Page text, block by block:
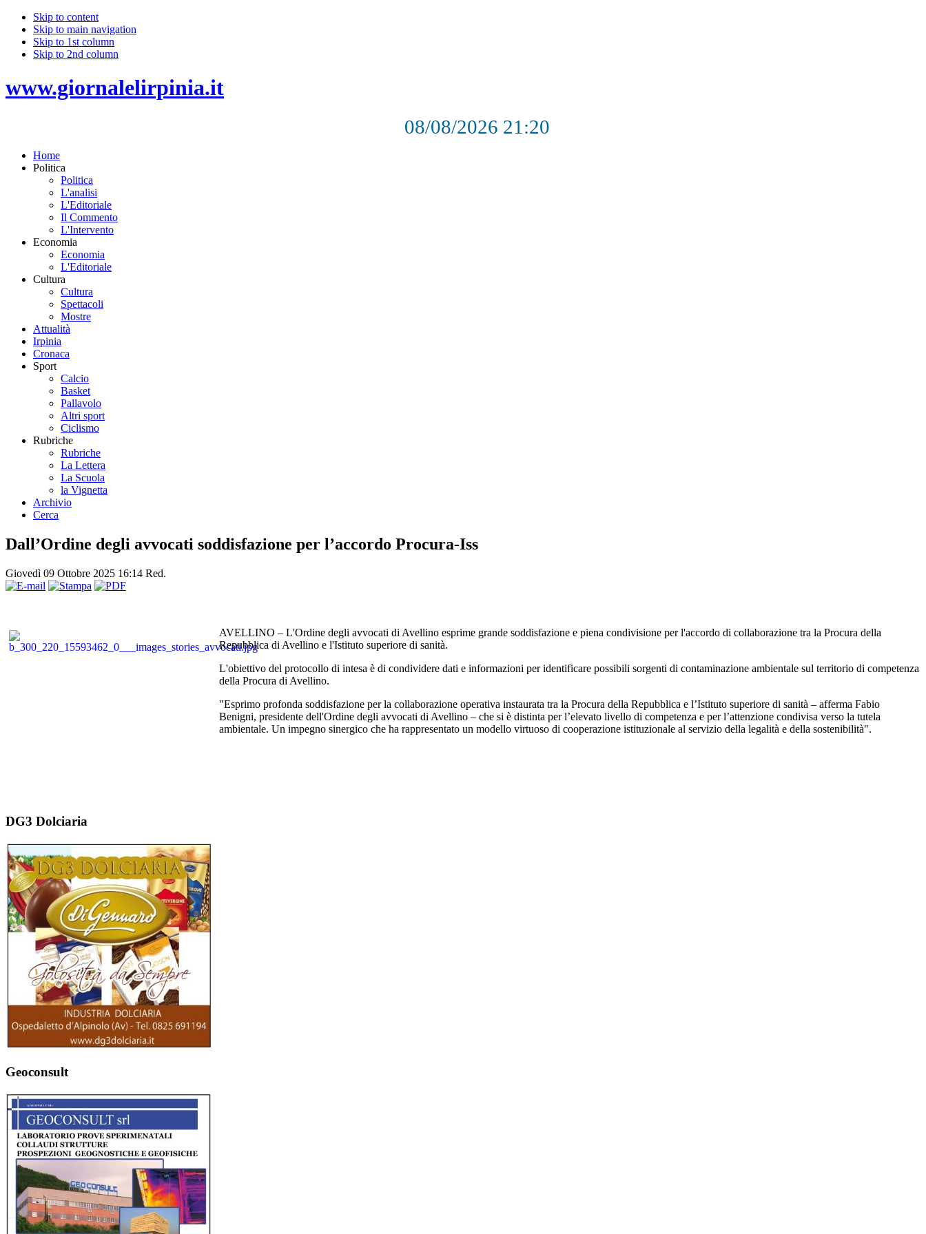
Skip to content
Skip to main navigation
Skip to 1st column
Skip to 2nd column
www.giornalelirpinia.it
08/08/2026 21:20
Home
Politica
Politica
L'analisi
L'Editoriale
Il Commento
L'Intervento
Economia
Economia
L'Editoriale
Cultura
Cultura
Spettacoli
Mostre
Attualità
Irpinia
Cronaca
Sport
Calcio
Basket
Pallavolo
Altri sport
Ciclismo
Rubriche
Rubriche
La Lettera
La Scuola
la Vignetta
Archivio
Cerca
Dall’Ordine degli avvocati soddisfazione per l’accordo Procura-Iss
Giovedì 09 Ottobre 2025 16:14 Red.
AVELLINO – L'Ordine degli avvocati di Avellino esprime grande soddisfazione e piena condivisione per l'accordo di collaborazione tra la Procura della
Repubblica di Avellino e l'Istituto superiore di sanità.
L'obiettivo del protocollo di intesa è di condividere dati e informazioni per identificare possibili sorgenti di contaminazione ambientale sul territorio di competenza
della Procura di Avellino.
"Esprimo profonda soddisfazione per la collaborazione operativa instaurata tra la Procura della Repubblica e l’Istituto superiore di sanità – afferma Fabio
Benigni, presidente dell'Ordine degli avvocati di Avellino – che si è distinta per l’elevato livello di competenza e per l’attenzione condivisa verso la tutela
ambientale. Un impegno sinergico che ha rappresentato un modello virtuoso di cooperazione istituzionale al servizio della legalità e della sostenibilità".
DG3 Dolciaria
Geoconsult